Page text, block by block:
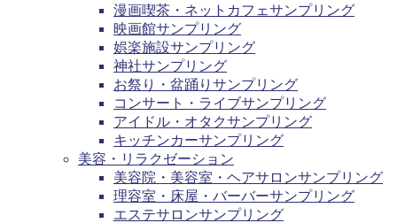
漫画喫茶・ネットカフェサンプリング
映画館サンプリング
娯楽施設サンプリング
神社サンプリング
お祭り・盆踊りサンプリング
コンサート・ライブサンプリング
アイドル・オタクサンプリング
キッチンカーサンプリング
美容・リラクゼーション
美容院・美容室・ヘアサロンサンプリング
理容室・床屋・バーバーサンプリング
エステサロンサンプリング